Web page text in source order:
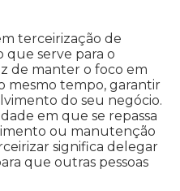
terceirização de
que serve para o
de manter o foco em
mesmo tempo, garantir
do seu negócio.
em que se repassa
ou manutenção
significa delegar
que outras pessoas